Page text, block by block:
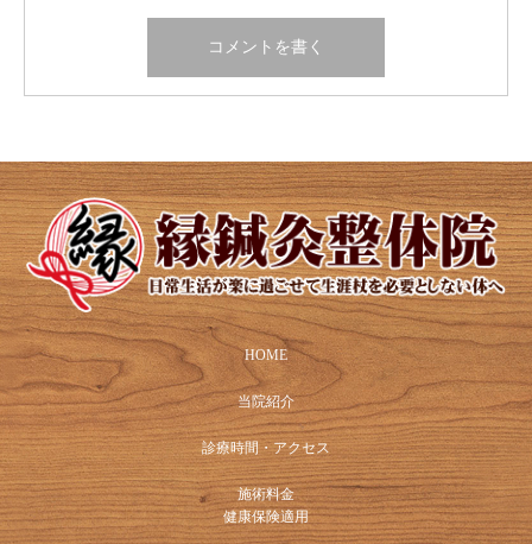
HOME
当院紹介
診療時間・アクセス
施術料金
健康保険適用